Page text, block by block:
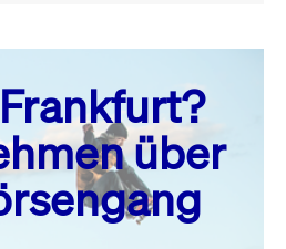
DO. FR. SA. SO.
1
2
6 7 8
über